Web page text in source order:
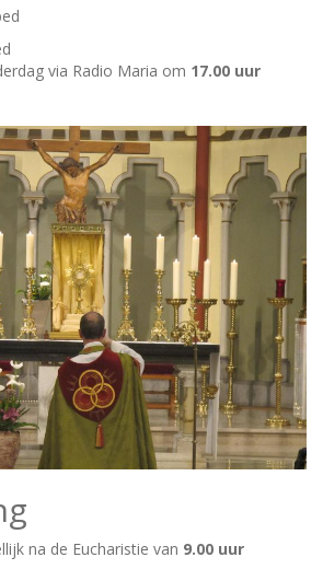
via Radio Maria om 17.00 uur
na de Eucharistie van 9.00 uur